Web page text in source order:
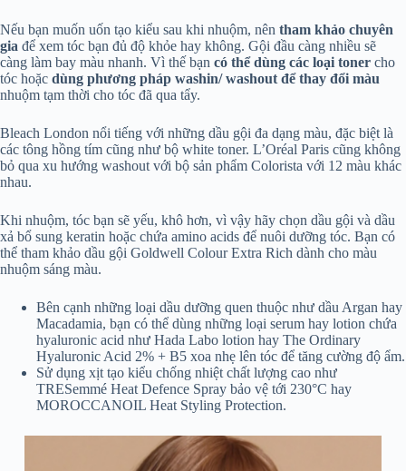
Nếu bạn muốn uốn tạo kiểu sau khi nhuộm, nên tham khảo chuyên
gia để xem tóc bạn đủ độ khỏe hay không. Gội đầu càng nhiều sẽ
càng làm bay màu nhanh. Vì thế bạn có thể dùng các loại toner cho
tóc hoặc dùng phương pháp washin/ washout để thay đổi màu
nhuộm tạm thời cho tóc đã qua tẩy.
Bleach London nổi tiếng với những dầu gội đa dạng màu, đặc biệt là
các tông hồng tím cũng như bộ white toner. L’Oréal Paris cũng không
bỏ qua xu hướng washout với bộ sản phẩm Colorista với 12 màu khác
nhau.
Khi nhuộm, tóc bạn sẽ yếu, khô hơn, vì vậy hãy chọn dầu gội và dầu
xả bổ sung keratin hoặc chứa amino acids để nuôi dưỡng tóc. Bạn có
thể tham khảo dầu gội Goldwell Colour Extra Rich dành cho màu
nhuộm sáng màu.
Bên cạnh những loại dầu dưỡng quen thuộc như dầu Argan hay
Macadamia, bạn có thể dùng những loại serum hay lotion chứa
hyaluronic acid như Hada Labo lotion hay The Ordinary
Hyaluronic Acid 2% + B5 xoa nhẹ lên tóc để tăng cường độ ẩm.
Sử dụng xịt tạo kiểu chống nhiệt chất lượng cao như
TRESemmé Heat Defence Spray bảo vệ tới 230°C hay
MOROCCANOIL Heat Styling Protection.